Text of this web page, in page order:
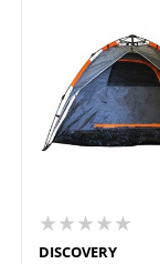
★★★★★
DISCOVERY